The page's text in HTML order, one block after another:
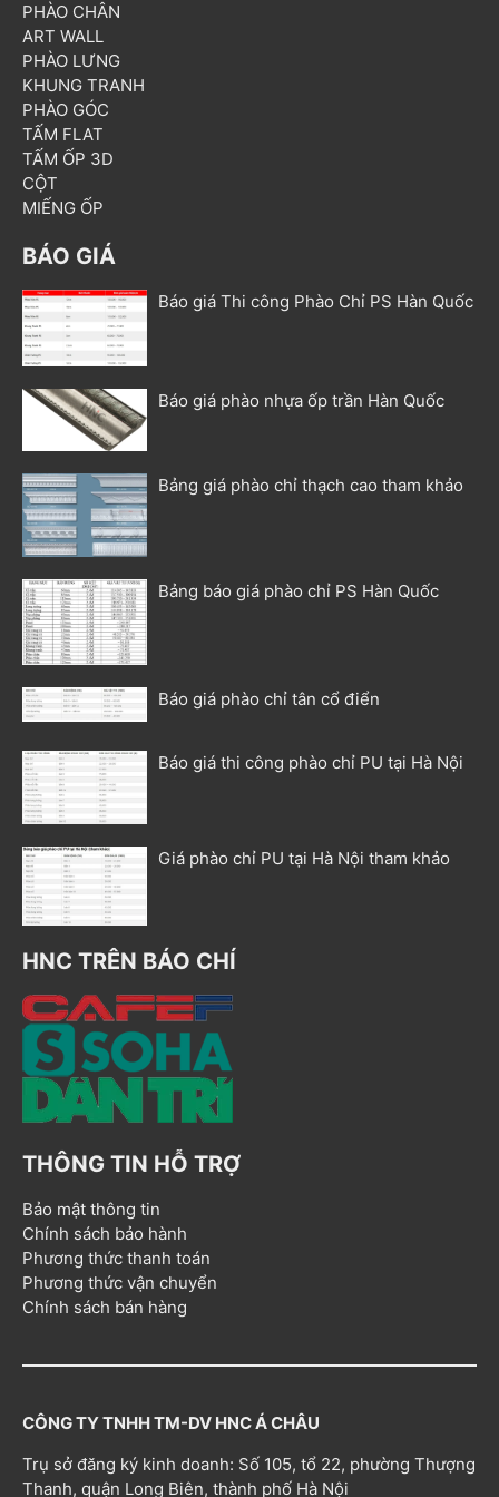
PHÀO CHÂN
ART WALL
PHÀO LƯNG
KHUNG TRANH
PHÀO GÓC
TẤM FLAT
TẤM ỐP 3D
CỘT
MIẾNG ỐP
BÁO GIÁ
Báo giá Thi công Phào Chỉ PS Hàn Quốc
Báo giá phào nhựa ốp trần Hàn Quốc
Bảng giá phào chỉ thạch cao tham khảo
Bảng báo giá phào chỉ PS Hàn Quốc
Báo giá phào chỉ tân cổ điển
Báo giá thi công phào chỉ PU tại Hà Nội
Giá phào chỉ PU tại Hà Nội tham khảo
HNC TRÊN BÁO CHÍ
THÔNG TIN HỖ TRỢ
Bảo mật thông tin
Chính sách bảo hành
Phương thức thanh toán
Phương thức vận chuyển
Chính sách bán hàng
CÔNG TY TNHH TM-DV HNC Á CHÂU
Trụ sở đăng ký kinh doanh: Số 105, tổ 22, phường Thượng
Thanh, quận Long Biên, thành phố Hà Nội